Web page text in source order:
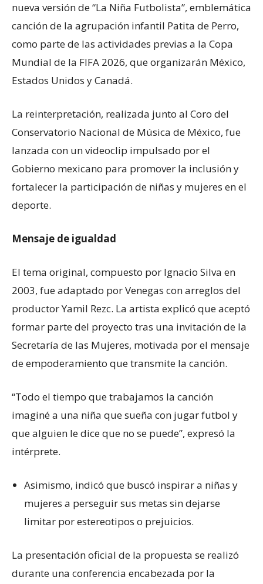
nueva versión de “La Niña Futbolista”, emblemática
canción de la agrupación infantil Patita de Perro,
como parte de las actividades previas a la Copa
Mundial de la FIFA 2026, que organizarán México,
Estados Unidos y Canadá.
La reinterpretación, realizada junto al Coro del
Conservatorio Nacional de Música de México, fue
lanzada con un videoclip impulsado por el
Gobierno mexicano para promover la inclusión y
fortalecer la participación de niñas y mujeres en el
deporte.
Mensaje de igualdad
El tema original, compuesto por Ignacio Silva en
2003, fue adaptado por Venegas con arreglos del
productor Yamil Rezc. La artista explicó que aceptó
formar parte del proyecto tras una invitación de la
Secretaría de las Mujeres, motivada por el mensaje
de empoderamiento que transmite la canción.
“Todo el tiempo que trabajamos la canción
imaginé a una niña que sueña con jugar futbol y
que alguien le dice que no se puede”, expresó la
intérprete.
Asimismo, indicó que buscó inspirar a niñas y
mujeres a perseguir sus metas sin dejarse
limitar por estereotipos o prejuicios.
La presentación oficial de la propuesta se realizó
durante una conferencia encabezada por la